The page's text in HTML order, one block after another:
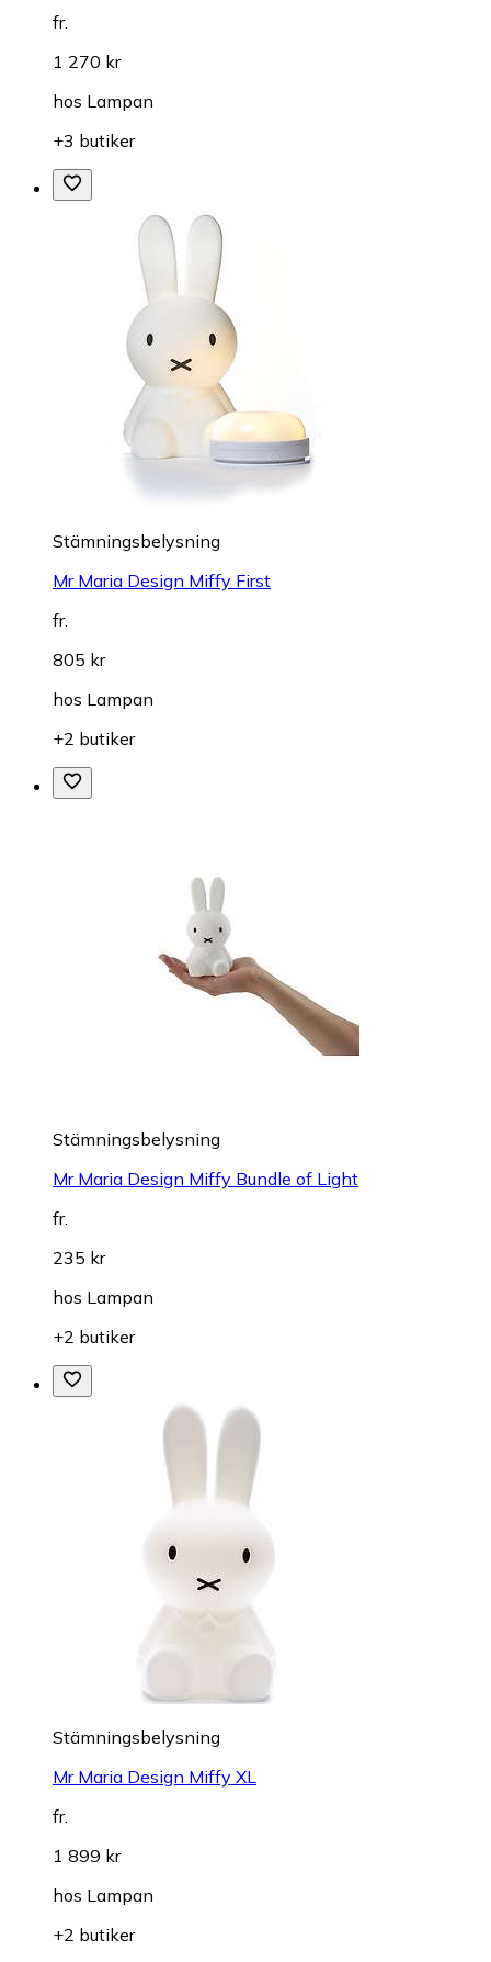
fr.
1 270 kr
hos Lampan
+3 butiker
Stämningsbelysning
Mr Maria Design Miffy First
fr.
805 kr
hos Lampan
+2 butiker
Stämningsbelysning
Mr Maria Design Miffy Bundle of Light
fr.
235 kr
hos Lampan
+2 butiker
Stämningsbelysning
Mr Maria Design Miffy XL
fr.
1 899 kr
hos Lampan
+2 butiker